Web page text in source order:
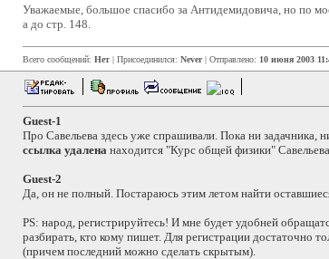
Уважаемые, большое спасибо за Антидемидовича, но по
а до стр. 148.
Всего сообщений: Нет | Присоединился: Never| Отправлено: 10 июня 2003
Guest-1
Про Савельева здесь уже спрашивали. Пока ни задачника,
ссылка удалена находится "Курс общей физики"
Guest-2
Да, он не полный. Постараюсь этим летом найти
PS: народ, регистрируйтесь! И мне будет удобней
разбирать, кто кому пишет. Для регистрации достаточно
(причем последний можно сделать скрытым).